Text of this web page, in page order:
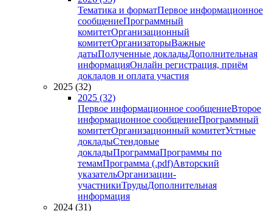
Тематика и форматПервое информационное
сообщениеПрограммный
комитетОрганизационный
комитетОрганизаторыВажные
датыПолученные докладыДополнительная
информацияОнлайн регистрация, приём
докладов и оплата участия
2025 (32)
2025 (32)
Первое информационное сообщениеВторое
информационное сообщениеПрограммный
комитетОрганизационный комитетУстные
докладыСтендовые
докладыПрограммаПрограммы по
темамПрограмма (.pdf)Авторский
указательОрганизации-
участникиТрудыДополнительная
информация
2024 (31)